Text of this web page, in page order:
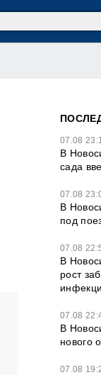
07.08
В
сада
07.08
В
под
07.08
В
рост
07.08
В
нового
07.08